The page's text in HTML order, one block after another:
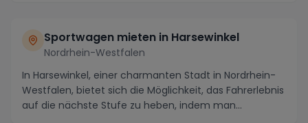
Sportwagen mieten in Harsewinkel
Nordrhein-Westfalen
In Harsewinkel, einer charmanten Stadt in Nordrhein-
Westfalen, bietet sich die Möglichkeit, das Fahrerlebnis
auf die nächste Stufe zu heben, indem man...